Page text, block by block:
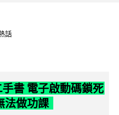
話
書 電子啟動碼鎖死
法做功課